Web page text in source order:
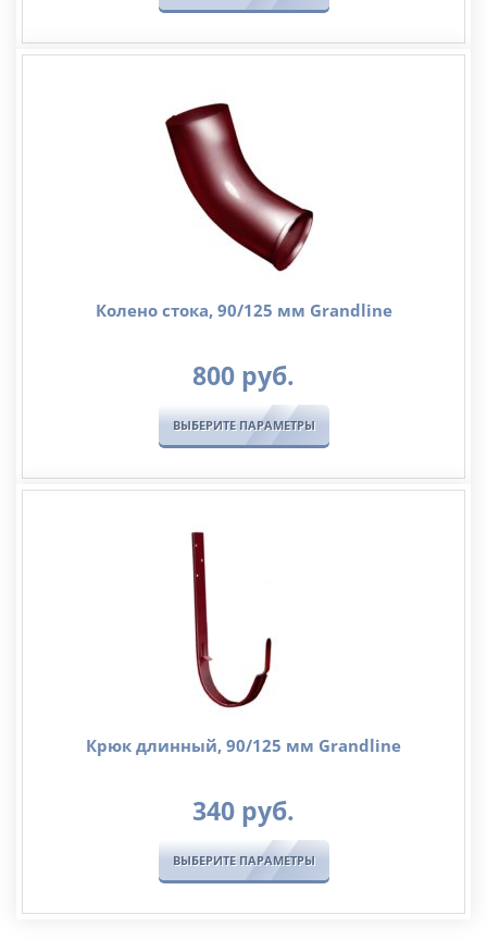
Колено стока, 90/125 мм Grandline
800 руб.
ВЫБЕРИТЕ ПАРАМЕТРЫ
Крюк длинный, 90/125 мм Grandline
340 руб.
ВЫБЕРИТЕ ПАРАМЕТРЫ